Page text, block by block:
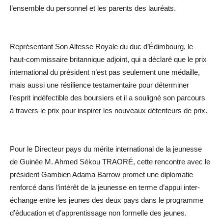
l’ensemble du personnel et les parents des lauréats.
Représentant Son Altesse Royale du duc d’Édimbourg, le
haut-commissaire britannique adjoint, qui a déclaré que le prix
international du président n’est pas seulement une médaille,
mais aussi une résilience testamentaire pour déterminer
l’esprit indéfectible des boursiers et il a souligné son parcours
à travers le prix pour inspirer les nouveaux détenteurs de prix.
Pour le Directeur pays du mérite international de la jeunesse
de Guinée M. Ahmed Sékou TRAORÉ, cette rencontre avec le
président Gambien Adama Barrow promet une diplomatie
renforcé dans l’intérêt de la jeunesse en terme d’appui inter-
échange entre les jeunes des deux pays dans le programme
d’éducation et d’apprentissage non formelle des jeunes.